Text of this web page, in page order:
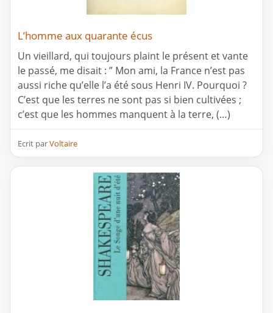
L’homme aux quarante écus
Un vieillard, qui toujours plaint le présent et vante
le passé, me disait : ” Mon ami, la France n’est pas
aussi riche qu’elle l’a été sous Henri IV. Pourquoi ?
C’est que les terres ne sont pas si bien cultivées ;
c’est que les hommes manquent à la terre, (…)
Ecrit parVoltaire